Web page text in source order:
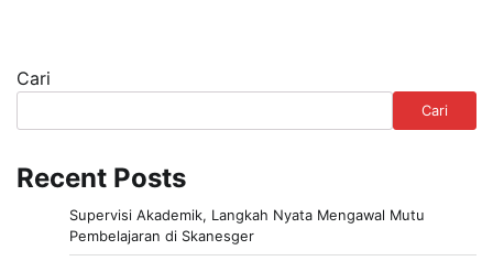
Cari
Cari
Recent Posts
Supervisi Akademik, Langkah Nyata Mengawal Mutu
Pembelajaran di Skanesger